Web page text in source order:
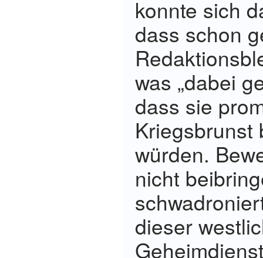
konnte sich
dass schon
was „dabei
dass sie
Kriegsbrunst
würden.
nicht
dieser